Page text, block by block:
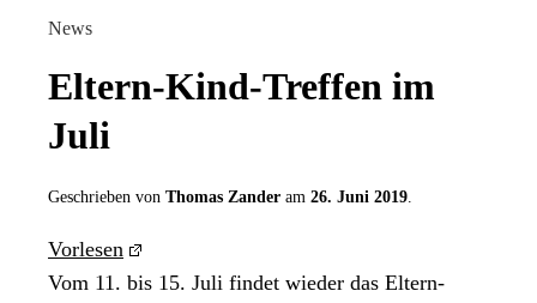
News
Eltern-Kind-Treffen im
Juli
Geschrieben von Thomas Zander am 26. Juni 2019.
Vorlesen
Vom 11. bis 15. Juli findet wieder das Eltern-